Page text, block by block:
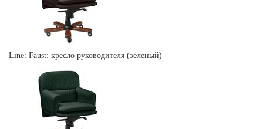
Line: Faust: кресло руководителя (зеленый)